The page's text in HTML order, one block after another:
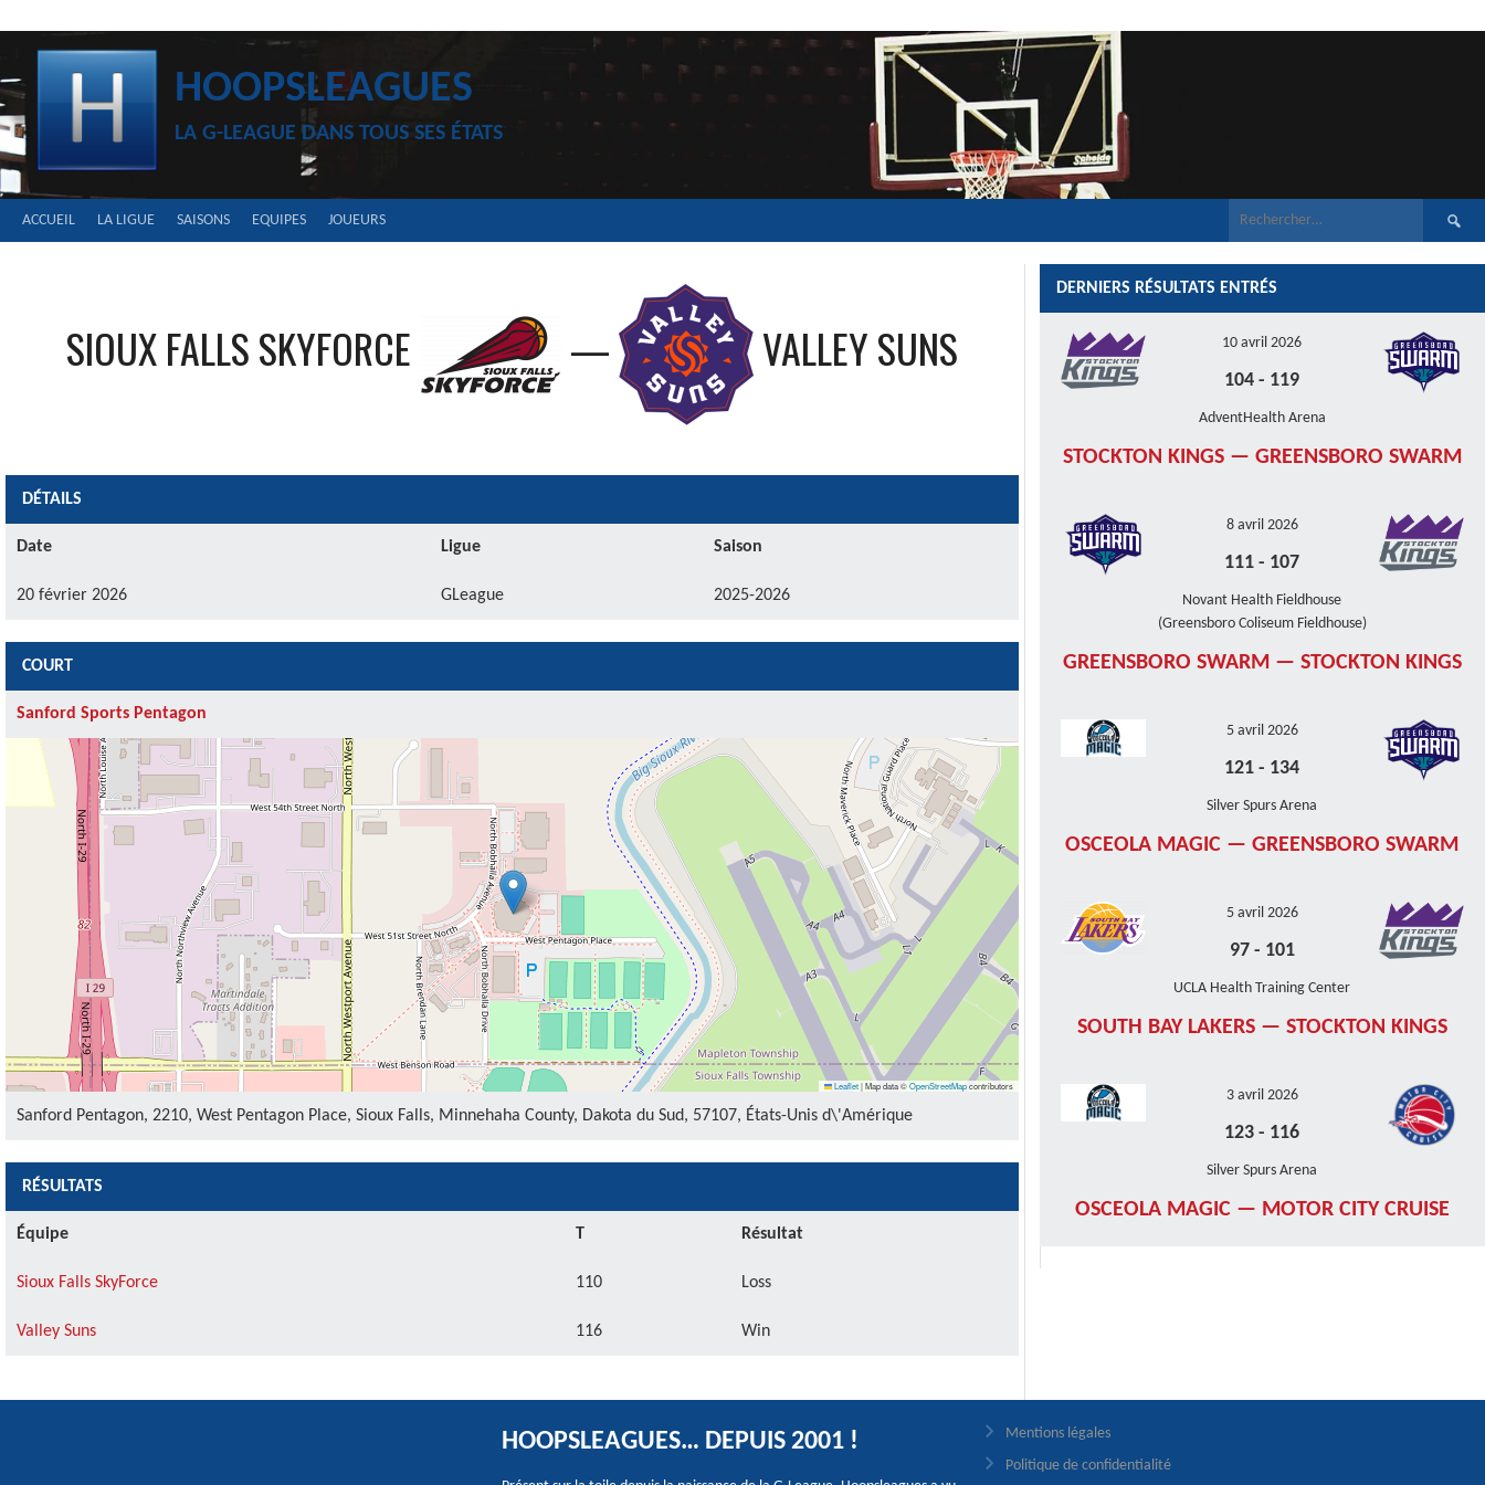
HOOPSLEAGUES
LA G-LEAGUE DANS TOUS SES ÉTATS
ACCUEIL LA LIGUE SAISONS EQUIPES JOUEURS
SIOUX FALLS SKYFORCE — VALLEY SUNS
DÉTAILS
Date Ligue Saison
20 février 2026 GLeague 2025-2026
COURT
Sanford Sports Pentagon
Leaflet|Map data ©OpenStreetMapcontributors
Sanford Pentagon, 2210, West Pentagon Place, Sioux Falls, Minnehaha County, Dakota du Sud, 57107, États-Unis d\'Amérique
RÉSULTATS
Équipe T Résultat
Sioux Falls SkyForce 110 Loss
Valley Suns 116 Win
DERNIERS RÉSULTATS ENTRÉS
10 avril 2026
104 - 119
AdventHealth Arena
STOCKTON KINGS — GREENSBORO SWARM
8 avril 2026
111 - 107
Novant Health Fieldhouse
(Greensboro Coliseum Fieldhouse)
GREENSBORO SWARM — STOCKTON KINGS
5 avril 2026
121 - 134
Silver Spurs Arena
OSCEOLA MAGIC — GREENSBORO SWARM
5 avril 2026
97- 101
UCLA Health Training Center
SOUTH BAY LAKERS — STOCKTON KINGS
3 avril 2026
123 - 116
Silver Spurs Arena
OSCEOLA MAGIC — MOTOR CITY CRUISE
HOOPSLEAGUES… DEPUIS 2001 !
Mentions légales
Politique de confidentialité